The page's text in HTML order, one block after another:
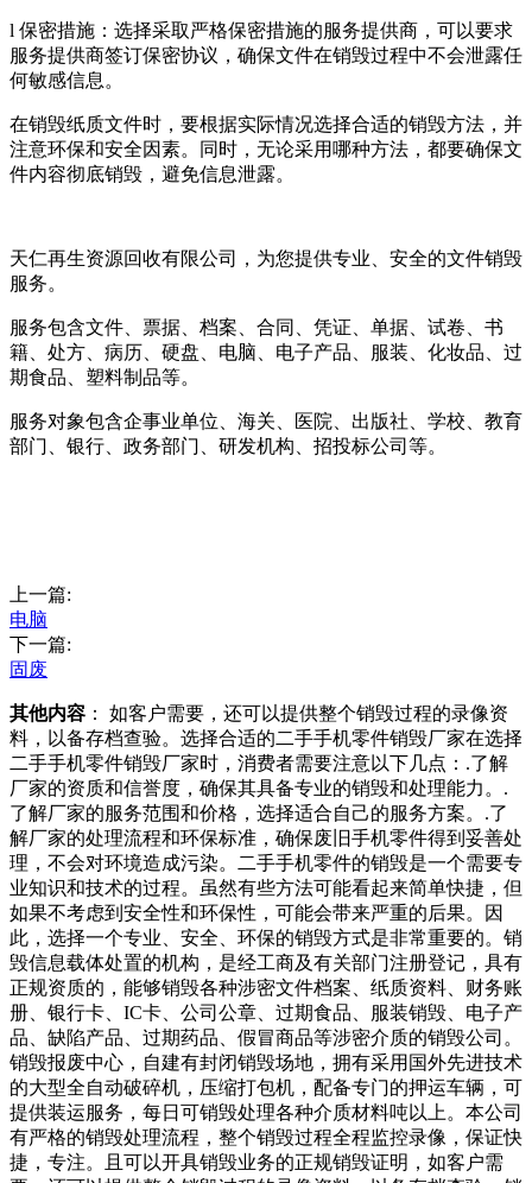
l 保密措施：选择采取严格保密措施的服务提供商，可以要求
服务提供商签订保密协议，确保文件在销毁过程中不会泄露任
何敏感信息。
在销毁纸质文件时，要根据实际情况选择合适的销毁方法，并
注意环保和安全因素。同时，无论采用哪种方法，都要确保文
件内容彻底销毁，避免信息泄露。
天仁再生资源回收有限公司，为您提供专业、安全的文件销毁
服务。
服务包含文件、票据、档案、合同、凭证、单据、试卷、书
籍、处方、病历、硬盘、电脑、电子产品、服装、化妆品、过
期食品、塑料制品等。
服务对象包含企事业单位、海关、医院、出版社、学校、教育
部门、银行、政务部门、研发机构、招投标公司等。
上一篇:
电脑
下一篇:
固废
其他内容 ： 如客户需要，还可以提供整个销毁过程的录像资
料，以备存档查验。选择合适的二手手机零件销毁厂家在选择
二手手机零件销毁厂家时，消费者需要注意以下几点：.了解
厂家的资质和信誉度，确保其具备专业的销毁和处理能力。.
了解厂家的服务范围和价格，选择适合自己的服务方案。.了
解厂家的处理流程和环保标准，确保废旧手机零件得到妥善处
理，不会对环境造成污染。二手手机零件的销毁是一个需要专
业知识和技术的过程。虽然有些方法可能看起来简单快捷，但
如果不考虑到安全性和环保性，可能会带来严重的后果。因
此，选择一个专业、安全、环保的销毁方式是非常重要的。销
毁信息载体处置的机构，是经工商及有关部门注册登记，具有
正规资质的，能够销毁各种涉密文件档案、纸质资料、财务账
册、银行卡、IC卡、公司公章、过期食品、服装销毁、电子产
品、缺陷产品、过期药品、假冒商品等涉密介质的销毁公司。
销毁报废中心，自建有封闭销毁场地，拥有采用国外先进技术
的大型全自动破碎机，压缩打包机，配备专门的押运车辆，可
提供装运服务，每日可销毁处理各种介质材料吨以上。本公司
有严格的销毁处理流程，整个销毁过程全程监控录像，保证快
捷，专注。且可以开具销毁业务的正规销毁证明，如客户需